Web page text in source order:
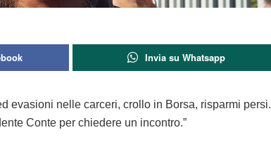
Invia su Whatsapp
evasioni nelle carceri, crollo in Borsa, risparmi persi.
Conte per chiedere un incontro.”